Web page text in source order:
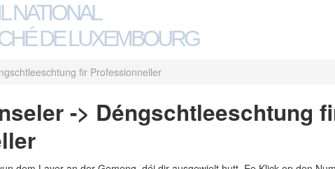
NATIONAL
DE LUXEMBOURG
fir Professionneller
-> Déngschtleeschtung